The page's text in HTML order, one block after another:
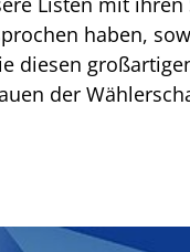
haben,
diesen
der